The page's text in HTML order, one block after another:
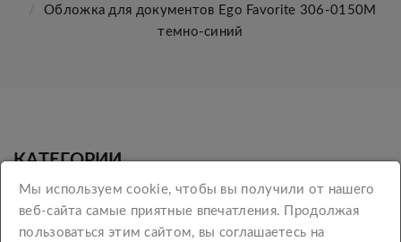
Обложка для документов Ego Favorite 306-0150М
темно-синий
КАТЕГОРИИ
Новинки
Мы используем cookie, чтобы вы получили от нашего
веб-сайта самые приятные впечатления. Продолжая
пользоваться этим сайтом, вы соглашаетесь на